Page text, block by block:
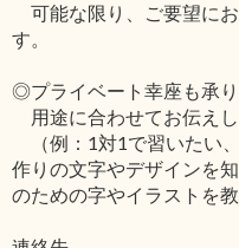
可能な限り、ご要望に
す。
◎プライベート幸座も承り
用途に合わせてお伝えし
（例：1対1で習いたい
作りの文字やデザインを
のための字やイラストを